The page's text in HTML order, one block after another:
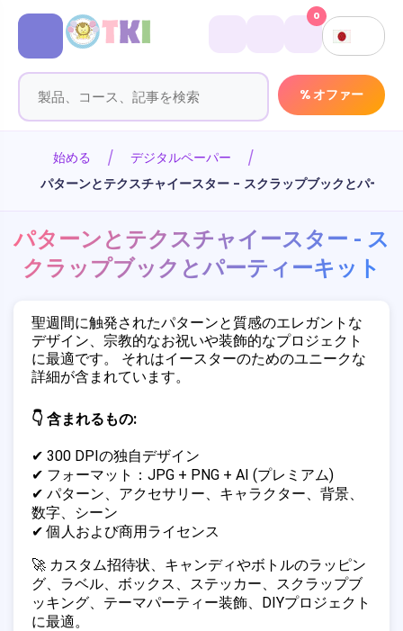
% オファー
0
始める
デジタルペーパー
パターンとテクスチャイースター - スクラップブックとパーテ
パターンとテクスチャイースター - ス
クラップブックとパーティーキット
聖週間に触発されたパターンと質感のエレガントな
デザイン、宗教的なお祝いや装飾的なプロジェクト
に最適です。 それはイースターのためのユニークな
詳細が含まれています。
👇 含まれるもの:
✔ 300 DPIの独自デザイン
✔ フォーマット：JPG + PNG + AI (プレミアム)
✔ パターン、アクセサリー、キャラクター、背景、
数字、シーン
✔ 個人および商用ライセンス
🚀 カスタム招待状、キャンディやボトルのラッピン
グ、ラベル、ボックス、ステッカー、スクラップブ
ッキング、テーマパーティー装飾、DIYプロジェクト
に最適。